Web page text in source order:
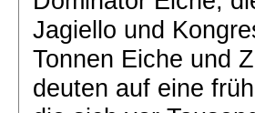
Jagiello und
Tonnen Eiche und
deuten auf eine